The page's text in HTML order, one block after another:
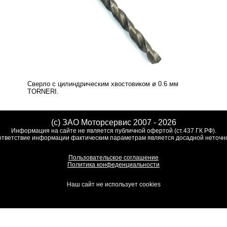
Сверло с цилиндрическим хвостовиком ø 0.6 мм
TORNERI.
(c) ЗАО Моторсервис 2007 - 2026
Информация на сайте не является публичной офертой (ст.437 ГК РФ).
информации фактическим параметрам является досадной
Пользовательское соглашение
Политика конфеденциальности
Наш сайт не использует cookies